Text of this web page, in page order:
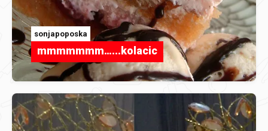
sonjapoposka
mmmmmmm…...kolacic